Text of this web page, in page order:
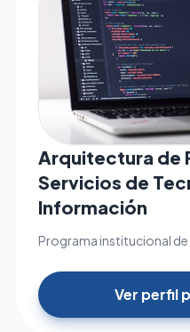
Arquitectura de
Servicios de
Información
Programa institucional de
Ver perfil